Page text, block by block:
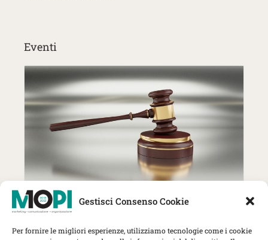
Gestisci Consenso Cookie
Per fornire le migliori esperienze, utilizziamo tecnologie come i cookie
Eventi
27 Ottobre | MOPI incontra The
Lawyer: trend, strategie e nuove
sfide per gli studi professionali
Herbert Smith Freehills Kramer, Via